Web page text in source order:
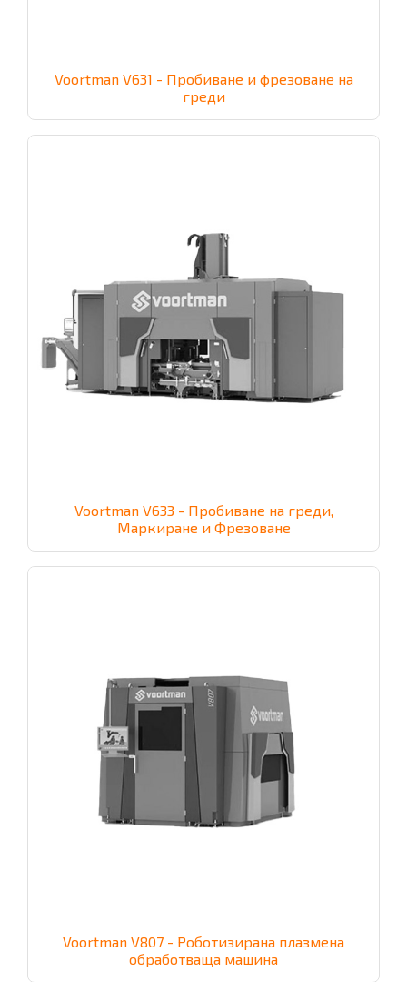
Voortman V631 - Пробиване и фрезоване на
греди
Voortman V633 - Пробиване на греди,
Маркиране и Фрезоване
Voortman V807 - Роботизирана плазмена
обработваща машина